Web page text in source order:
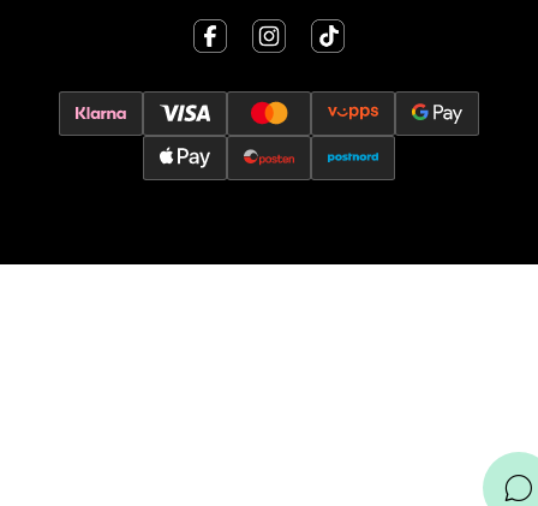
Falkenborgveien 5, 7044 Trondheim
0 i butikk